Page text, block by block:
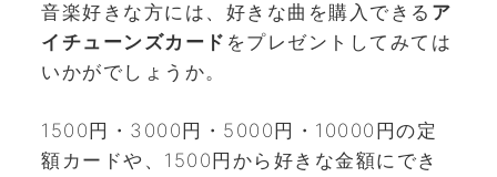
音楽好きな方には、好きな曲を購入できる ア
イチューンズカード をプレゼントしてみては
いかがでしょうか。
1500円・3000円・5000円・10000円の定
額カードや、1500円から好きな金額にでき